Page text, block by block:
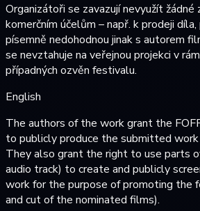
Organizátoři se zavazují nevyužít
komerčním účelům – např. k prodeji
písemně nedohodnou jinak s autorem
se nevztahuje na veřejnou projekci v
případných ozvěn festivalu.
English
The authors of the work grant the
to publicly produce the submitted
They also grant the right to use parts
audio track) to create and publicly
work for the purpose of promoting the
and cut of the nominated films).